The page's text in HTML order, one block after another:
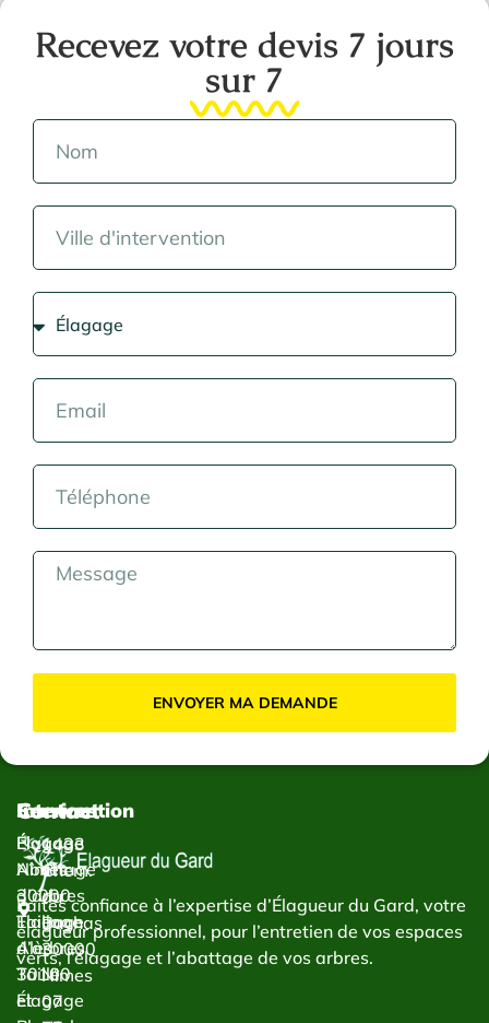
Recevez votre devis 7 jours
sur 7
ENVOYER MA DEMANDE
Faites confiance à l’expertise d’Élagueur du Gard, votre
élagueur professionnel, pour l’entretien de vos espaces
verts, l’élagage et l’abattage de vos arbres.
Services
Élagage
Abattage
d’arbres
Taillage
d’arbres
Taille
et
Intervention
Élagage
Nîmes
30000
Élagage
Alès
30100
Élagage
Contact
1433
Chem.
du
Bachas
30000
Nîmes
07